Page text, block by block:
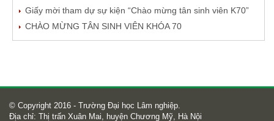
Giấy mời tham dự sự kiện “Chào mừng tân sinh viên K70”
CHÀO MỪNG TÂN SINH VIÊN KHÓA 70
© Copyright 2016 - Trường Đại học Lâm nghiệp.
Địa chỉ: Thị trấn Xuân Mai, huyện Chương Mỹ, Hà Nội